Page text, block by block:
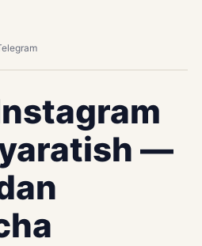
—